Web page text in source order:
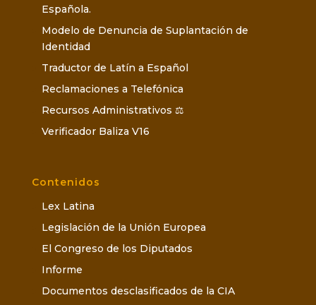
Española.
Modelo de Denuncia de Suplantación de
Identidad
Traductor de Latín a Español
Reclamaciones a Telefónica
Recursos Administrativos ⚖️
Verificador Baliza V16
Contenidos
Lex Latina
Legislación de la Unión Europea
El Congreso de los Diputados
Informe
Documentos desclasificados de la CIA